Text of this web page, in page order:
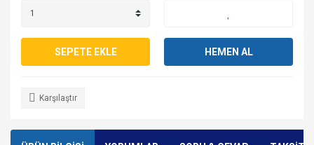
SEPETE EKLE HEMEN AL
Karşılaştır